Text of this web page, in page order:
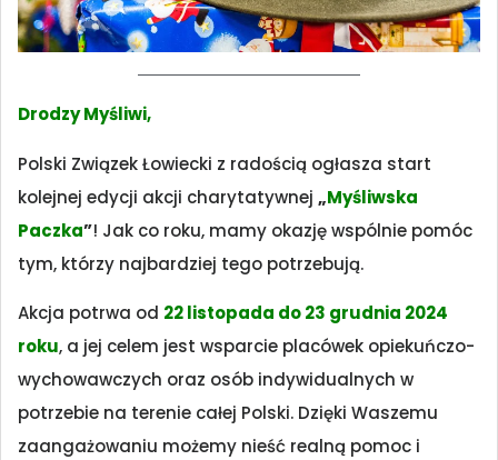
Drodzy Myśliwi,
Polski Związek Łowiecki z radością ogłasza start
kolejnej edycji akcji charytatywnej „Myśliwska
Paczka”! Jak co roku, mamy okazję wspólnie pomóc
tym, którzy najbardziej tego potrzebują.
Akcja potrwa od 22 listopada do 23 grudnia 2024
roku, a jej celem jest wsparcie placówek opiekuńczo-
wychowawczych oraz osób indywidualnych w
potrzebie na terenie całej Polski. Dzięki Waszemu
zaangażowaniu możemy nieść realną pomoc i